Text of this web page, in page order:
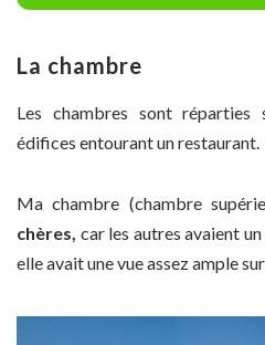
La chambre
Les chambres sont réparties
édifices entourant un restaurant.
Ma chambre (chambre
chères, car les autres avaient
elle avait une vue assez ample